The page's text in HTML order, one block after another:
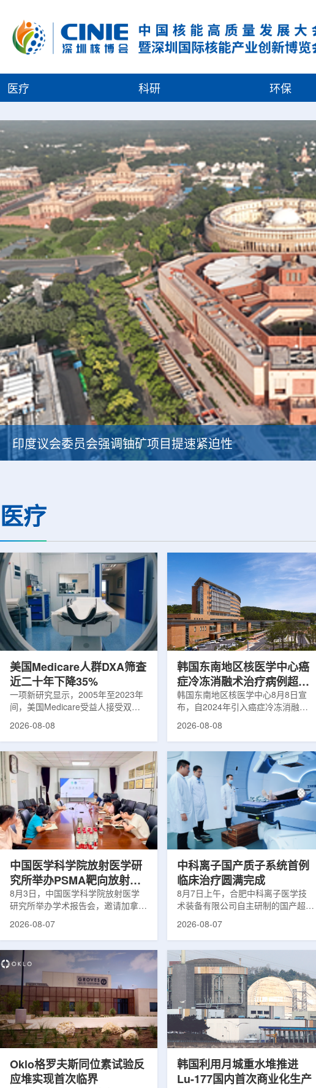
医疗 科研 环保
印度议会委员会强调铀矿项目提速紧迫性
医疗
美国Medicare人群DXA筛查
近二十年下降35%
一项新研究显示，2005年至2023年
间，美国Medicare受益人接受双能X
射线吸收测定(DXA)检查的比例明显
果提示，不同人群之间的筛查可及性
差异正在扩大。研究人员分析了超过
500万名Medicare受益人的理赔数
据。结果显示，DXA使用率从2005
年的每10万名受益人7255次，下降
至2023年的每10万名受益人4690
次。相关研究已发表于
《Osteoporosis International》。下
2026-08-08
韩国东南地区核医学中心癌
症冷冻消融术治疗病例超过
100例
韩国东南地区核医学中心8月8日宣
布，自2024年引入癌症冷冻消融术
以来，中心已完成超过100例相关手
法。治疗过程中，医生在CT或超声
成像引导下，将细治疗针精准插入肿
瘤部位，通过零下40摄氏度或更低
的超低温冷冻病灶，使癌细胞发生坏
死。由于低温冷冻本身具有一定麻醉
作用，该技术有助于减轻患者疼痛，
减少对周围正常组织的损伤，并促进
术后较快恢复。据该中心介绍，目前
2026-08-08
中国医学科学院放射医学研
究所举办PSMA靶向放射性
药物学术报告会
8月3日，中国医学科学院放射医学
研究所举办学术报告会，邀请加拿大
温哥华不列颠哥伦比亚癌症中心林国
性药物开发》的学术报告。报告会采
取线上线下结合方式举行，放射所部
分科研人员和研究生参加。林国贤教
授长期从事肿瘤诊疗靶向放射性药物
开发研究，已主导或参与发表135余
篇同行评议期刊论文，提交30余项
放射性药物相关专利申请，并完成7
款自研放射性药物的临床转化，应用
2026-08-07
中科离子国产质子系统首例
临床治疗圆满完成
8月7日上午，合肥中科离子医学技
术装备有限公司自主研制的国产超导
回旋质子治疗系统，在合肥离子医学
治疗系统的重要突破。本例受试者为
肺癌患者。试验所用的超导质子治疗
系统，搭载中科离子自主研发的
SC240超导回旋加速器，具有超大照
射野、360°全周束流配送能力。治
疗全程依托多模融合4D图像引导精
准定位，能实现动态适配、精准治
疗。设备运行平稳低噪，治疗控制软
2026-08-07
Oklo格罗夫斯同位素试验反
应堆实现首次临界
韩国利用月城重水堆推进
Lu-177国内首次商业化生产